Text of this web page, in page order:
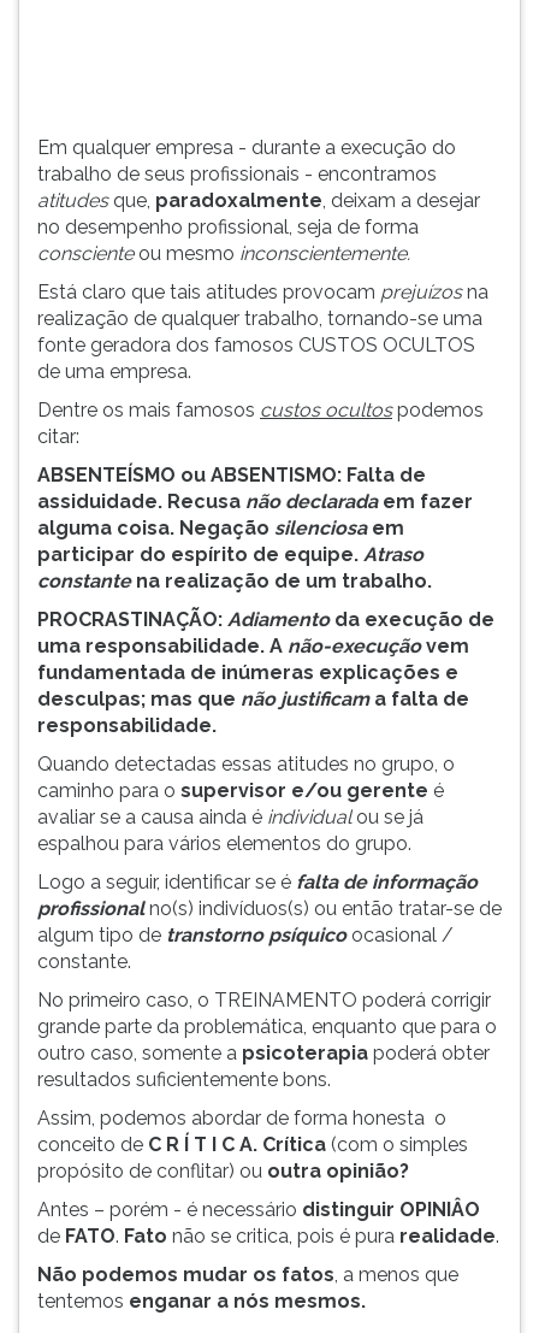
pausar
leitura
pressione
(primeira
tecla
esquerda
para
continuar
pressione
(primeira
tecla
direita
menu
principal
pressione
tecla
depois
Pressione
para
essa
instrução
novamente.
Em qualquer empresa - durante a execução do
trabalho de seus profissionais - encontramos
atitudesque, paradoxalmente, deixam a desejar
no desempenho profissional, seja de forma
conscienteou mesmo inconscientemente.
Está claro que tais atitudes provocam prejuízosna
realização de qualquer trabalho, tornando-se uma
fonte geradora dos famosos CUSTOS OCULTOS
de uma empresa.
Dentre os mais famosos custos ocultos podemos
citar:
ABSENTEÍSMO ou ABSENTISMO: Falta de
assiduidade. Recusa não declaradaem fazer
alguma coisa. Negação silenciosaem
participar do espírito de equipe. Atraso
constantena realização de um trabalho.
PROCRASTINAÇÃO: Adiamentoda execução de
uma responsabilidade. A não-execuçãovem
fundamentada de inúmeras explicações e
desculpas; mas que não justificama falta de
responsabilidade.
Quando detectadas essas atitudes no grupo, o
caminho para o supervisor e/ou gerente é
avaliar se a causa ainda é individualou se já
espalhou para vários elementos do grupo.
Logo a seguir, identificar se é falta de informação
profissionalno(s) indivíduos(s) ou então tratar-se de
algum tipo de transtorno psíquicoocasional /
constante.
No primeiro caso, o TREINAMENTO poderá corrigir
grande parte da problemática, enquanto que para o
outro caso, somente a psicoterapia poderá obter
resultados suficientemente bons.
Assim, podemos abordar de forma honesta o
conceito de C R Í T I C A. Crítica (com o simples
propósito de conflitar) ou outra opinião?
Antes – porém - é necessário distinguir OPINIÂO
de FATO. Fato não se critica, pois é pura realidade.
Não podemos mudar os fatos, a menos que
tentemos enganar a nós mesmos.